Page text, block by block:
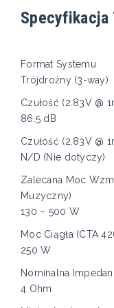
Specyfikacja
Format Systemu
Trójdrożny (3-way)
Czułość (2.83V @
86.5 dB
Czułość (2.83V @
N/D (Nie dotyczy)
Zalecana Moc
Muzyczny)
130 – 500 W
Moc Ciągła (CTA
250 W
Nominalna
4 Ohm